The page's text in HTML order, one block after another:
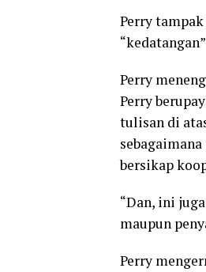
Perry
Perry
Perry
tulisan di
bersikap
“Dan, ini
maupun
Perry